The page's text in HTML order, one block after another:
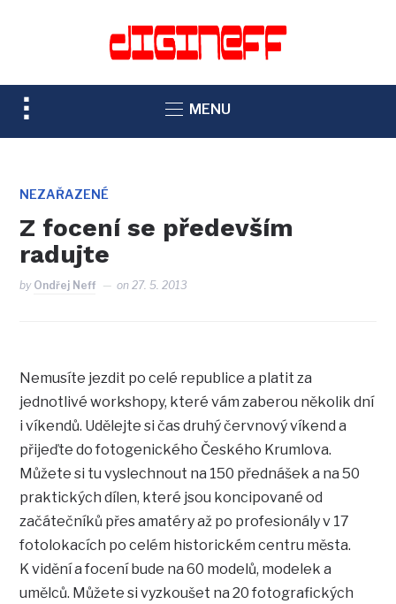
TOGGLE
SIDEBAR
NAVIGATION
MENU
NEZAŘAZENÉ
Z focení se především
radujte
by Ondřej Neff on27. 5. 2013
Nemusíte jezdit po celé republice a platit za
jednotlivé workshopy, které vám zaberou několik dní
i víkendů. Udělejte si čas druhý červnový víkend a
přijeďte do fotogenického Českého Krumlova.
Můžete si tu vyslechnout na 150 přednášek a na 50
praktických dílen, které jsou koncipované od
začátečníků přes amatéry až po profesionály v 17
fotolokacích po celém historickém centru města.
K vidění a focení bude na 60 modelů, modelek a
umělců. Můžete si vyzkoušet na 20 fotografických